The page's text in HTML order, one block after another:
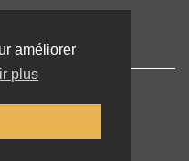
améliorer
plus
|Impressum